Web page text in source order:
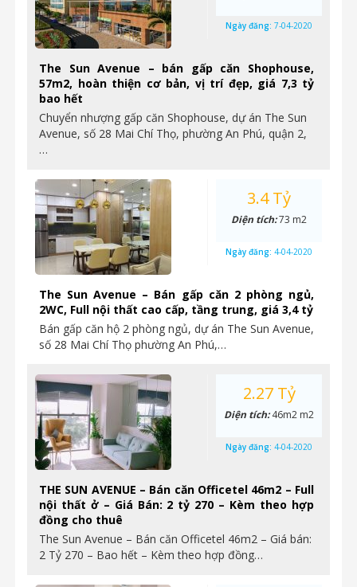
The Sun Avenue – bán gấp căn Shophouse,
57m2, hoàn thiện cơ bản, vị trí đẹp, giá 7,3 tỷ
bao hết
Chuyển nhượng gấp căn Shophouse, dự án The Sun
Avenue, số 28 Mai Chí Thọ, phường An Phú, quận 2,
…
Ngày đăng: 7-04-2020
The Sun Avenue – Bán gấp căn 2 phòng ngủ,
2WC, Full nội thất cao cấp, tầng trung, giá 3,4 tỷ
Bán gấp căn hộ 2 phòng ngủ, dự án The Sun Avenue,
số 28 Mai Chí Thọ phường An Phú,…
3.4 Tỷ
Diện tích:73 m2
Ngày đăng: 4-04-2020
THE SUN AVENUE – Bán căn Officetel 46m2 – Full
nội thất ở – Giá Bán: 2 tỷ 270 – Kèm theo hợp
đồng cho thuê
The Sun Avenue – Bán căn Officetel 46m2 – Giá bán:
2 Tỷ 270 – Bao hết – Kèm theo hợp đồng…
2.27 Tỷ
Diện tích:46m2 m2
Ngày đăng: 4-04-2020